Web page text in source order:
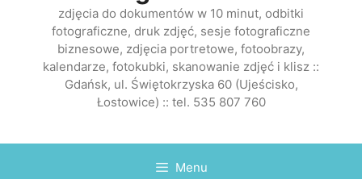
zdjęcia do dokumentów w 10 minut, odbitki
fotograficzne, druk zdjęć, sesje fotograficzne
biznesowe, zdjęcia portretowe, fotoobrazy,
kalendarze, fotokubki, skanowanie zdjęć i klisz ::
Gdańsk, ul. Świętokrzyska 60 (Ujeścisko,
Łostowice) :: tel. 535 807 760
Menu